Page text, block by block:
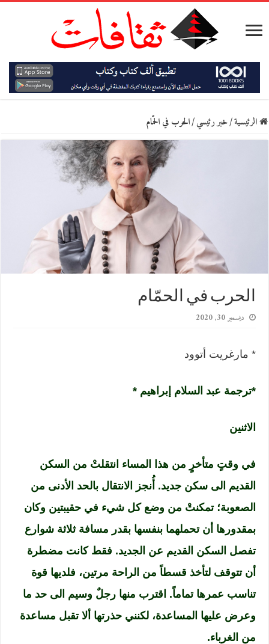
الرئيسية/خبر رئيسي/الحرب في الحمّام
الحرب في الحمّام
ديسمبر 30, 2020
* مارغريت أتوود
*ترجمة عبد السلام إبراهيم *
الاثنين
في وقتٍ متأخرٍ من هذا المساء انتقلتْ من السكن
القديم الى سكن جديد. أُنجز الانتقال بالحد الأدنى من
الصعوبة؛ تمكنتْ من وضع كل شيء في حقيبتين وكان
بمقدورها أن تحملهما بنفسها بقدر مسافة ثلاثة شوارع
تفصل السكن القديم عن الجديد. فقط كانت مضطرة
أن تتوقف لتأخذ قسطاً من الراحة مرتين، فلديها قوة
تناسب عمرها تماماً. اقترب منها رجلٌ وسيم الى حد ما
وعرض عليها المساعدة، لكنني حذرتها ألا تقبل مساعدة
من الغرباء.